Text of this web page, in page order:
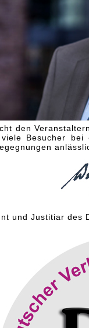
den
Besucher
und Justitiar des